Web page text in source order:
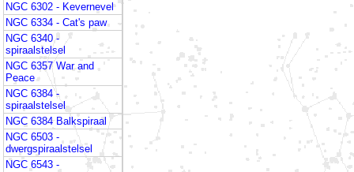
NGC 6302 - Kevernevel
NGC 6334 - Cat's paw
NGC 6340 -
spiraalstelsel
NGC 6357 War and
Peace
NGC 6384 -
spiraalstelsel
NGC 6384 Balkspiraal
NGC 6503 -
dwergspiraalstelsel
NGC 6543 -